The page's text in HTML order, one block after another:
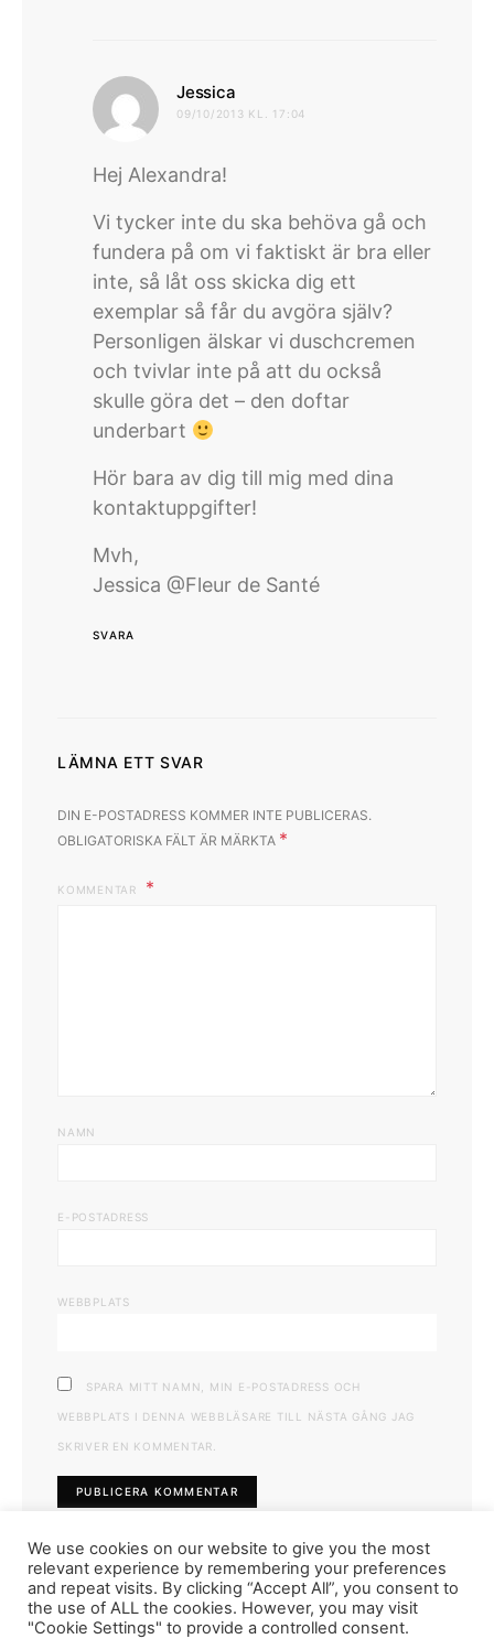
Jessica
09/10/2013 KL. 17:04
Hej Alexandra!
Vi tycker inte du ska behöva gå och
fundera på om vi faktiskt är bra eller
inte, så låt oss skicka dig ett
exemplar så får du avgöra själv?
Personligen älskar vi duschcremen
och tvivlar inte på att du också
skulle göra det – den doftar
underbart
Hör bara av dig till mig med dina
kontaktuppgifter!
Mvh,
Jessica @Fleur de Santé
SVARA
LÄMNA ETT SVAR
DIN E-POSTADRESS KOMMER INTE PUBLICERAS.
OBLIGATORISKA FÄLT ÄR MÄRKTA *
KOMMENTAR
NAMN
E-POSTADRESS
WEBBPLATS
SPARA MITT NAMN, MIN E-POSTADRESS OCH
WEBBPLATS I DENNA WEBBLÄSARE TILL NÄSTA GÅNG JAG
SKRIVER EN KOMMENTAR.
We use cookies on our website to give you the most
relevant experience by remembering your preferences
and repeat visits. By clicking “Accept All”, you consent to
the use of ALL the cookies. However, you may visit
"Cookie Settings" to provide a controlled consent.